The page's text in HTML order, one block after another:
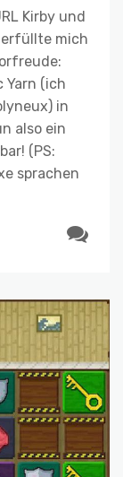
Kirby und
erfüllte mich
Yarn (ich
in
also ein
(PS:
sprachen